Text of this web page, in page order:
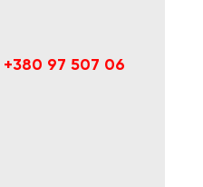
+380 97 507 06